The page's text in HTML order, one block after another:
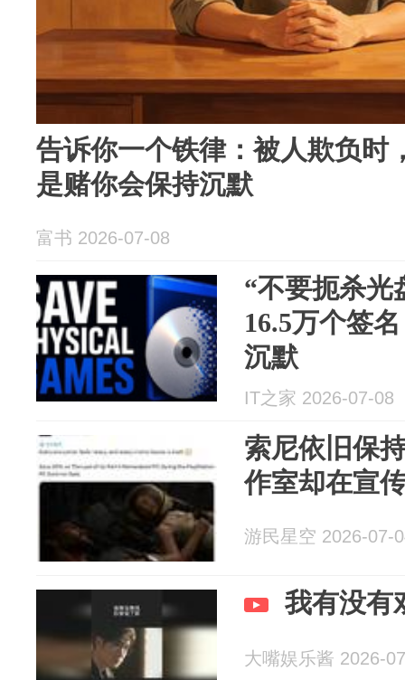
告诉你一个铁律：被人欺负时
是赌你会保持沉默
富书 2026-07-08
“不要扼杀光
16.5万个签
沉默
IT之家 2026-07-08
索尼依旧保
作室却在宣
游民星空 2026-07-
我有没有
大嘴娱乐酱 2026-